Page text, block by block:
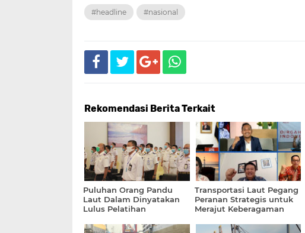
#headline #nasional
Rekomendasi Berita Terkait
Puluhan Orang Pandu
Laut Dalam Dinyatakan
Lulus Pelatihan
Transportasi Laut Pegang
Peranan Strategis untuk
Merajut Keberagaman
Pertumbuhan Ekonomi